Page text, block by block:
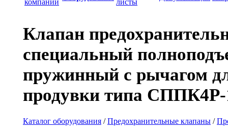
компании
листы
Клапан
специальный
пружинный с рычагом
продувки типа СППК4Р-
Каталог оборудования /Предохранительные клапаны /